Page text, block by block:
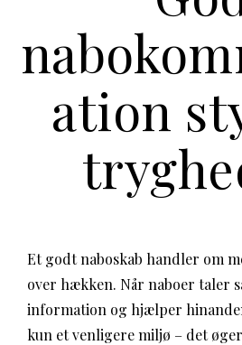
ation
Et godt naboskab handler om
over hækken. Når naboer taler
information og hjælper
kun et venligere miljø – det